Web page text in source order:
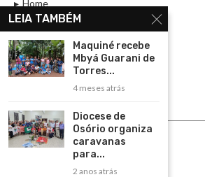
Home
Assinar
Contato
Política de Privacidade
Rádio Maristela - Ao Vivo
ASSINE
LEIA TAMBÉM
Maquiné recebe
Mbyá Guarani de
Torres...
4 meses atrás
Diocese de
Osório organiza
caravanas
para...
2 anos atrás